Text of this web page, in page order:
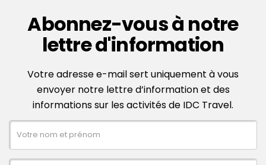
Abonnez-vous à notre
lettre d'information
Votre adresse e-mail sert uniquement à vous
envoyer notre lettre d’information et des
informations sur les activités de IDC Travel.